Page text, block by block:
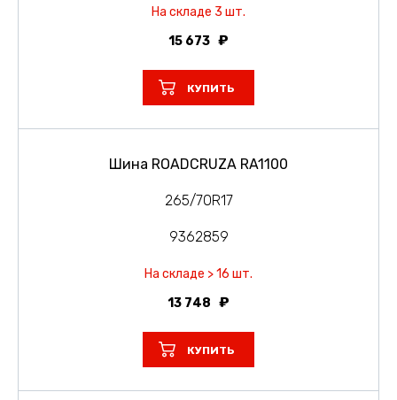
На складе 3 шт.
15 673
КУПИТЬ
Шина ROADCRUZA RA1100
265/70R17
9362859
На складе > 16 шт.
13 748
КУПИТЬ